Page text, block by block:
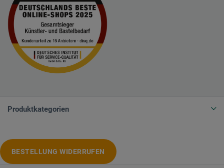
Produktkategorien
BESTELLUNG WIDERRUFEN